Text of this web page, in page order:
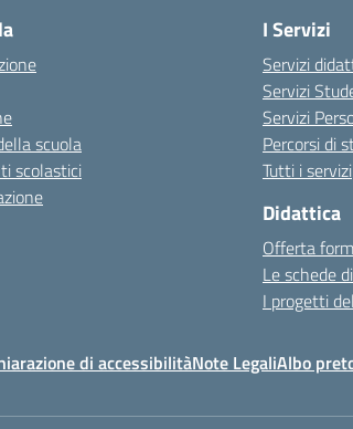
scuola
scolastici
I Servizi
Servizi
Servizi
Servizi
Percorsi di
Tutti i servizi
Didattica
Offerta
Le schede
I progetti
di accessibilitàNote LegaliAlbo